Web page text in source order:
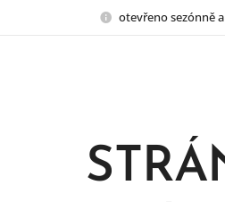
otevřeno sezónně